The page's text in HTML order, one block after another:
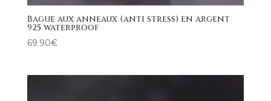
Bague aux anneaux (anti stress) en argent
925 waterproof
69.90€